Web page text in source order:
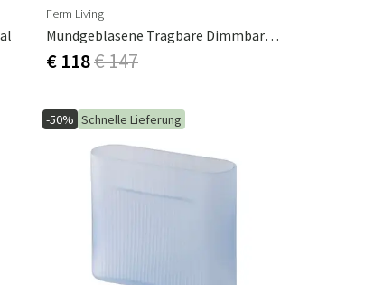
Ferm Living
Mundgeblasene Tragbare Dimmbare LED-Tischlampe Ripple
€ 118€ 147
-50% Schnelle Lieferung